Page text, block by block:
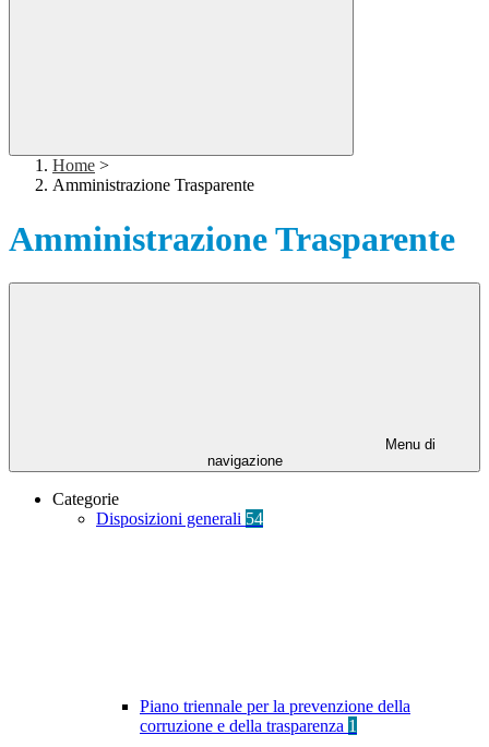
Home >
Amministrazione Trasparente
Amministrazione Trasparente
Menu di
navigazione
Categorie
Disposizioni generali 54
Piano triennale per la prevenzione della
corruzione e della trasparenza 1